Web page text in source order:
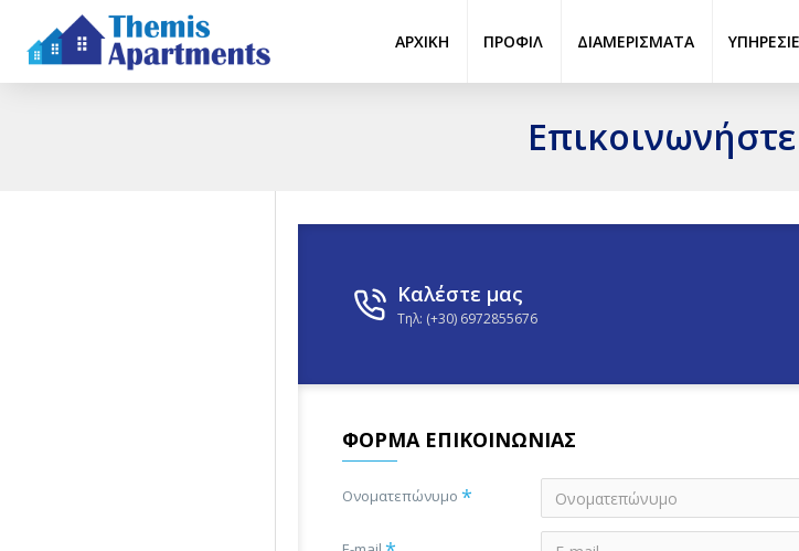
ΑΡΧΙΚΉ ΠΡΟΦΊΛ ΔΙΑΜΕΡΊΣΜΑΤΑ
Καλέστε μας
Τηλ: (+30) 6972855676
ΦΌΡΜΑ ΕΠΙΚΟΙΝΩΝΊΑΣ
Ονοματεπώνυμο